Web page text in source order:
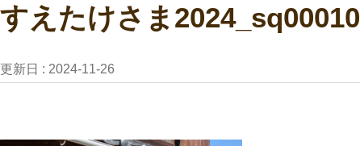
すえたけさま2024_sq00010
更新日 : 2024-11-26